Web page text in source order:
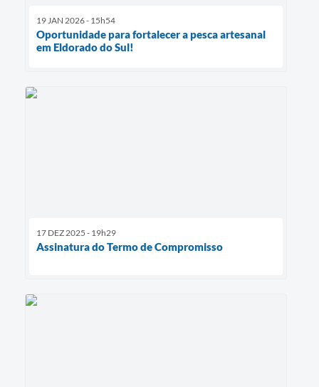
19 JAN 2026 - 15h54
Oportunidade para fortalecer a pesca artesanal
em Eldorado do Sul!
17 DEZ 2025 - 19h29
Assinatura do Termo de Compromisso